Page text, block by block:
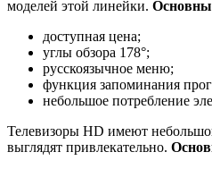
моделей этой линейки.
доступная цена;
углы обзора 178°;
русскоязычное меню;
функция запоминания
небольшое потребление
Телевизоры HD имеют
выглядят привлекательно.